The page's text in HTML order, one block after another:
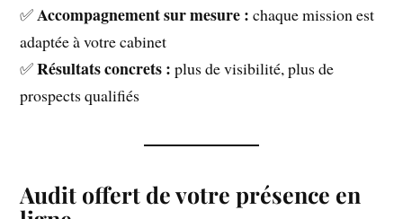
✅Accompagnement sur mesure : chaque mission est
adaptée à votre cabinet
✅Résultats concrets : plus de visibilité, plus de
prospects qualifiés
Audit offert de votre présence en